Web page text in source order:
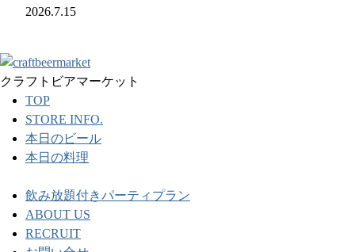
2026.7.15
クラフトビアマーケット
TOP
STORE INFO.
本日のビール
本日の料理
飲み放題付きパーティプラン
ABOUT US
RECRUIT